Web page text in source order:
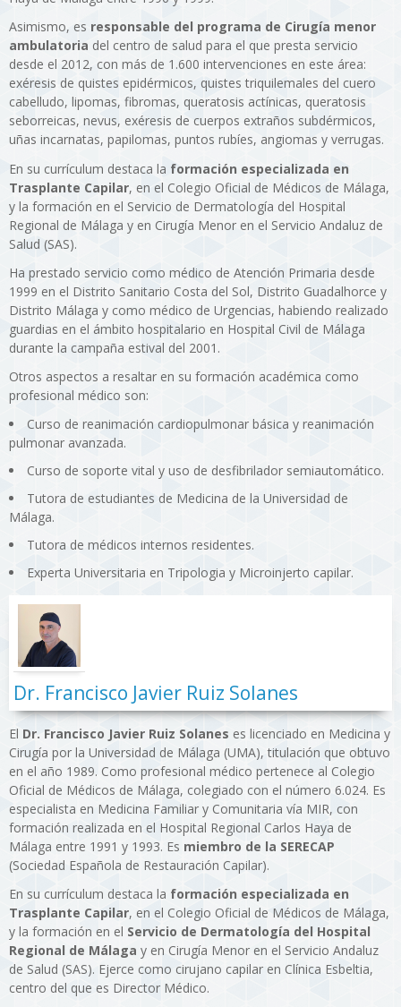
Asimismo, es responsable del programa de Cirugía menor
ambulatoria del centro de salud para el que presta servicio
desde el 2012, con más de 1.600 intervenciones en este área:
exéresis de quistes epidérmicos, quistes triquilemales del cuero
cabelludo, lipomas, fibromas, queratosis actínicas, queratosis
seborreicas, nevus, exéresis de cuerpos extraños subdérmicos,
uñas incarnatas, papilomas, puntos rubíes, angiomas y verrugas.
En su currículum destaca la formación especializada en
Trasplante Capilar, en el Colegio Oficial de Médicos de Málaga,
y la formación en el Servicio de Dermatología del Hospital
Regional de Málaga y en Cirugía Menor en el Servicio Andaluz de
Salud (SAS).
Ha prestado servicio como médico de Atención Primaria desde
1999 en el Distrito Sanitario Costa del Sol, Distrito Guadalhorce y
Distrito Málaga y como médico de Urgencias, habiendo realizado
guardias en el ámbito hospitalario en Hospital Civil de Málaga
durante la campaña estival del 2001.
Otros aspectos a resaltar en su formación académica como
profesional médico son:
Curso de reanimación cardiopulmonar básica y reanimación
pulmonar avanzada.
Curso de soporte vital y uso de desfibrilador semiautomático.
Tutora de estudiantes de Medicina de la Universidad de
Málaga.
Tutora de médicos internos residentes.
Experta Universitaria en Tripologia y Microinjerto capilar.
Dr. Francisco Javier Ruiz Solanes
El Dr. Francisco Javier Ruiz Solanes es licenciado en Medicina y
Cirugía por la Universidad de Málaga (UMA), titulación que obtuvo
en el año 1989. Como profesional médico pertenece al Colegio
Oficial de Médicos de Málaga, colegiado con el número 6.024. Es
especialista en Medicina Familiar y Comunitaria vía MIR, con
formación realizada en el Hospital Regional Carlos Haya de
Málaga entre 1991 y 1993. Es miembro de la SERECAP
(Sociedad Española de Restauración Capilar).
En su currículum destaca la formación especializada en
Trasplante Capilar, en el Colegio Oficial de Médicos de Málaga,
y la formación en el Servicio de Dermatología del Hospital
Regional de Málaga y en Cirugía Menor en el Servicio Andaluz
de Salud (SAS). Ejerce como cirujano capilar en Clínica Esbeltia,
centro del que es Director Médico.